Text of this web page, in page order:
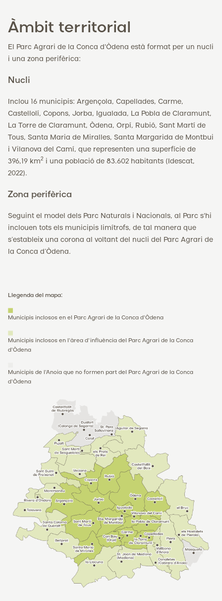
Àmbit territorial
El Parc Agrari de la Conca d'Òdena està format per un nucli
i una zona perifèrica:
Nucli
Inclou 16 municipis: Argençola, Capellades, Carme,
Castellolí, Copons, Jorba, Igualada, La Pobla de Claramunt,
La Torre de Claramunt, Òdena, Orpí, Rubió, Sant Martí de
Tous, Santa Maria de Miralles, Santa Margarida de Montbui
i Vilanova del Camí, que representen una superfície de
396,19 km2 i una població de 83.602 habitants (Idescat,
2022).
Zona perifèrica
Seguint el model dels Parc Naturals i Nacionals, al Parc s'hi
inclouen tots els municipis limítrofs, de tal manera que
s’estableix una corona al voltant del nucli del Parc Agrari de
la Conca d’Òdena.
Llegenda del mapa:
Municipis inclosos en el Parc Agrari de la Conca d'Òdena
Municipis inclosos en l'àrea d'influència del Parc Agrari de la Conca
d'Òdena
Municipis de l'Anoia que no formen part del Parc Agrari de la Conca
d'Òdena